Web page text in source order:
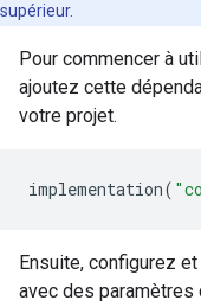
supérieur.
Pour commencer à
ajoutez cette
votre projet.
implementation(
Ensuite, configurez
avec des paramètres